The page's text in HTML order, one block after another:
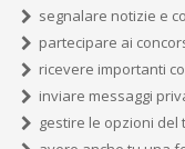
segnalare notizie e
partecipare ai
ricevere importanti
inviare messaggi
gestire le opzioni del